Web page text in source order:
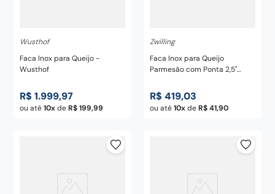
Wusthof
Faca Inox para Queijo -
Wusthof
R$ 1.999,97
ou até10 deR$ 199,99
Zwilling
Faca Inox para Queijo
Parmesão com Ponta 2,5"
R$ 419,03
ou até10 deR$ 41,90